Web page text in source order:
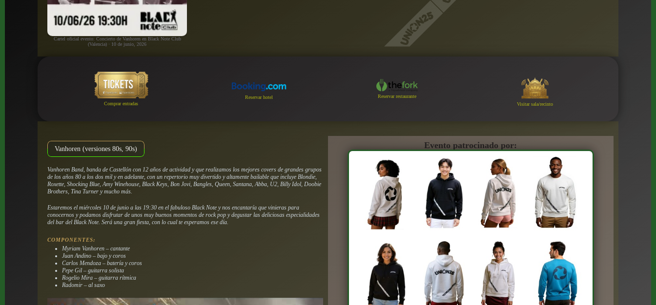
Cartel oficial evento: Concierto de Vanhoren en Black Note Club
(Valencia) · 10 de junio, 2026
Comprar entradas
Reservar hotel
Reservar restaurante
Visitar sala/recinto
Vanhoren (versiones 80s, 90s)
Vanhoren Band, banda de Castellón con 12 años de actividad y que realizamos los mejores covers de grandes grupos
de los años 80 a los dos mil y en adelante, con un repertorio muy divertido y altamente bailable que incluye Blondie,
Roxette, Shocking Blue, Amy Winehouse, Black Keys, Bon Jovi, Bangles, Queen, Santana, Abba, U2, Billy Idol, Doobie
Brothers, Tina Turner y mucho más.
Estaremos el miércoles 10 de junio a las 19:30 en el fabuloso Black Note y nos encantaría que vinieras para
conocernos y podamos disfrutar de unos muy buenos momentos de rock pop y degustar las deliciosas especialidades
del bar del Black Note. Será una gran fiesta, con lo cual te esperamos ese día.
COMPONENTES:
Myriam Vanhoren – cantante
Juan Andino – bajo y coros
Carlos Mendoza – batería y coros
Pepe Gil – guitarra solista
Rogelio Mira – guitarra rítmica
Radomir – al saxo
Evento patrocinado por: